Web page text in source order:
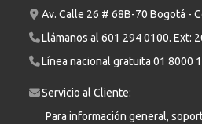
Av. Calle 26 # 68B-70 Bogotá -
Llámanos al 601 294 0100. Ext:
Línea nacional gratuita 01 8000
Servicio al Cliente:
Para información general,